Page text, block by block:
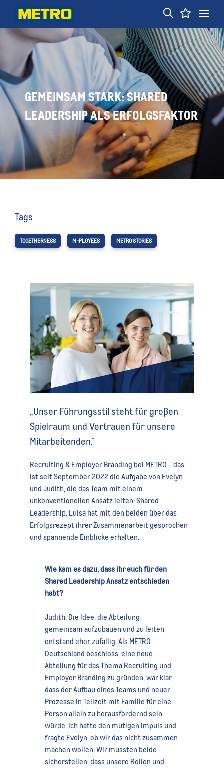
GEMEINSAM STARK: SHARED
LEADERSHIP ALS ERFOLGSFAKTOR
„Unser Führungsstil steht für großen
Spielraum und Vertrauen für unsere
Mitarbeitenden."
Recruiting & Employer Branding bei METRO - das
ist seit September 2022 die Aufgabe von Evelyn
und Judith, die das Team mit einem
unkonventionellen Ansatz leiten: Shared
Leadership. Luisa hat mit den beiden über das
Erfolgsrezept ihrer Zusammenarbeit gesprochen
und spannende Einblicke erhalten.
Wie kam es dazu, dass ihr euch für den
Shared Leadership Ansatz entschieden
habt?
Judith: Die Idee, die Abteilung
gemeinsam aufzubauen und zu leiten
entstand eher zufällig. Als METRO
Deutschland beschloss, eine neue
Abteilung für das Thema Recruiting und
Employer Branding zu gründen, war klar,
dass der Aufbau eines Teams und neuer
Prozesse in Teilzeit mit Familie für eine
Person allein zu herausfordernd sein
würde. Ich hatte den mutigen Impuls und
fragte Evelyn, ob wir das nicht zusammen
machen wollen. Wir mussten beide
sicherstellen, dass unsere Rollen und
Tags
TOGETHERNESS M-PLOYEES METRO STORIES